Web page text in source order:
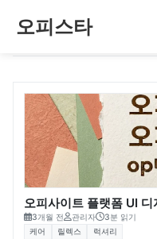
오피스타
오피사이트 플랫폼 UI 디
3개월 전 관리자 3분 읽기
케어 릴렉스 럭셔리